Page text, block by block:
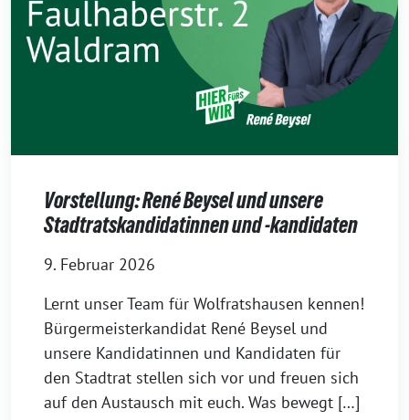
Vorstellung: René Beysel und unsere
Stadtratskandidatinnen und -kandidaten
9. Februar 2026
Lernt unser Team für Wolfratshausen kennen!
Bürgermeisterkandidat René Beysel und
unsere Kandidatinnen und Kandidaten für
den Stadtrat stellen sich vor und freuen sich
auf den Austausch mit euch. Was bewegt […]